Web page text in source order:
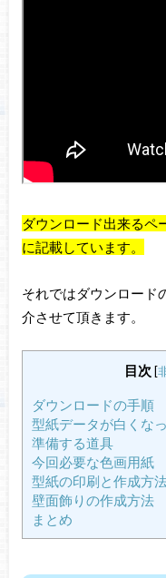
ダウンロード出来るペ
に記載しています。
それではダウンロード
介させて頂きます。
目次 [
ダウンロードの手順
型紙データが白くな
準備する道具
今回必要な色画用紙
型紙の印刷と作成方
壁面飾りの作成方法
まとめ